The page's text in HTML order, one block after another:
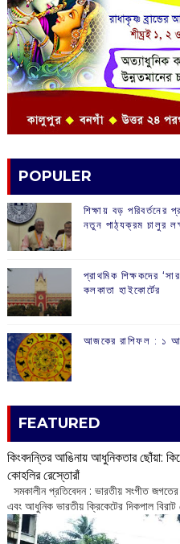
POPULER
শিক্ষায় বড়
নতুন পাঠ্যক্রম চালুর
প্রাথমিক শিক্ষকদের
কলকাতা হাইকোর্টের
আজকের রাশিফল :‌ ‌‌১
FEATURED
কিংবদন্তির আঙিনায় আধুনিকতার ছোঁয়া:
কোহলির রেস্তোরাঁ
সমকালীন প্রতিবেদন : ভারতীয় সংগীত
এবং আধুনিক ভারতীয় ক্রিকেটের দিকপাল